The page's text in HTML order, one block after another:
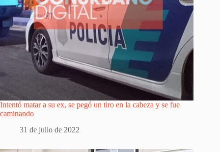
Intentó matar a su ex, se pegó un tiro en la cabeza y se fue
caminando
31 de julio de 2022